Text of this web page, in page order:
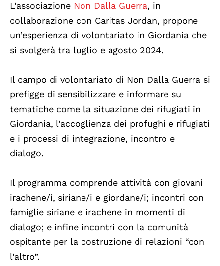
L’associazione Non Dalla Guerra, in
collaborazione con Caritas Jordan, propone
un’esperienza di volontariato in Giordania che
si svolgerà tra luglio e agosto 2024.
Il campo di volontariato di Non Dalla Guerra si
prefigge di sensibilizzare e informare su
tematiche come la situazione dei rifugiati in
Giordania, l’accoglienza dei profughi e rifugiati
e i processi di integrazione, incontro e
dialogo.
Il programma comprende attività con giovani
irachene/i, siriane/i e giordane/i; incontri con
famiglie siriane e irachene in momenti di
dialogo; e infine incontri con la comunità
ospitante per la costruzione di relazioni “con
l’altro”.